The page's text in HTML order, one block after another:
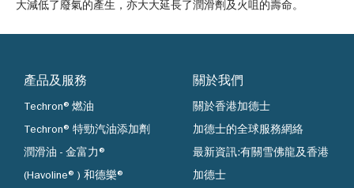
大減低了廢氣的產生，亦大大延長了潤滑劑及火咀的壽命。
產品及服務
Techron®燃油
Techron® 特勁汽油添加劑
潤滑油 - 金富力®
(Havoline®) 和德樂®
關於我們
關於香港加德士
加德士的全球服務網絡
最新資訊:有關雪佛龍及香港
加德士